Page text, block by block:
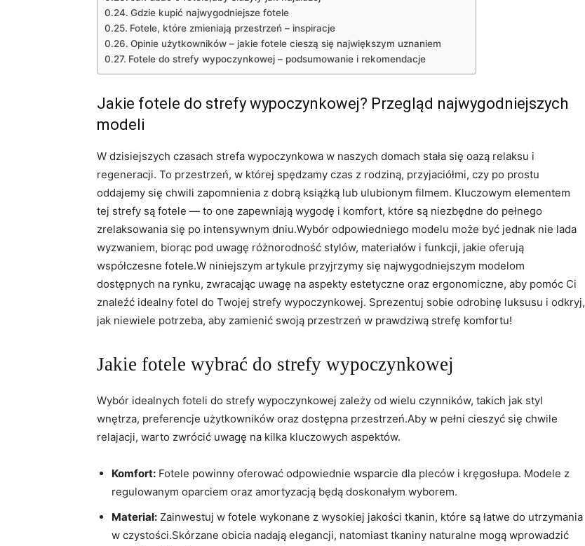
Gdzie ‌kupić najwygodniejsze fotele
Fotele, które‍ zmieniają przestrzeń – ‍inspiracje
Opinie użytkowników⁤ – jakie fotele cieszą ​się największym uznaniem
Fotele do strefy wypoczynkowej – podsumowanie ⁢i rekomendacje
Jakie fotele⁣ do strefy wypoczynkowej?⁤ Przegląd najwygodniejszych
modeli
W ​dzisiejszych czasach strefa wypoczynkowa w naszych domach stała się‌ oazą relaksu i
regeneracji. ⁢To‌ przestrzeń,​ w której spędzamy czas z rodziną, ⁤przyjaciółmi, czy po prostu
oddajemy się chwili zapomnienia z dobrą‍ książką⁣ lub ulubionym ​filmem. Kluczowym elementem
tej strefy są fotele — to one zapewniają wygodę i⁢ komfort,‍ które są niezbędne‌ do ⁤pełnego
zrelaksowania ‌się po intensywnym dniu.Wybór​ odpowiedniego modelu może być⁤ jednak nie‌ lada
‌wyzwaniem, biorąc pod uwagę różnorodność stylów, materiałów‌ i funkcji, jakie ‍oferują
współczesne fotele.W‍ niniejszym artykule ⁤przyjrzymy się najwygodniejszym modelom
dostępnych na rynku, zwracając uwagę‌ na aspekty estetyczne oraz ergonomiczne, ‍aby pomóc Ci
znaleźć idealny‌ fotel do Twojej‍ strefy wypoczynkowej. Sprezentuj sobie odrobinę⁣ luksusu i odkryj,
jak niewiele potrzeba, aby zamienić​ swoją ‌przestrzeń ⁣w prawdziwą‌ strefę komfortu!
Jakie fotele wybrać do ⁣strefy wypoczynkowej
Wybór idealnych foteli do⁢ strefy wypoczynkowej⁣ zależy od ‍wielu⁢ czynników, ⁣takich jak styl
wnętrza, ⁤preferencje ⁤użytkowników oraz dostępna przestrzeń.Aby ⁤w⁤ pełni cieszyć się chwile
relajacji, warto zwrócić uwagę na kilka kluczowych⁣ aspektów.
Komfort: Fotele powinny oferować odpowiednie wsparcie dla ⁢pleców‌ i kręgosłupa. Modele ⁣z
regulowanym ⁢oparciem ⁢oraz ⁣amortyzacją będą doskonałym wyborem.
Materiał: Zainwestuj w fotele ⁣wykonane z wysokiej jakości tkanin, ⁢które ⁢są łatwe do utrzymania
w czystości.Skórzane⁢ obicia​ nadają elegancji, ​natomiast tkaniny naturalne mogą ‍wprowadzić